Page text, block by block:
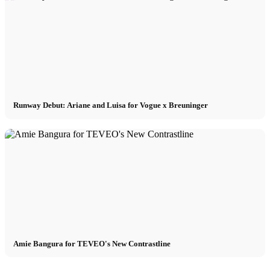
Runway Debut: Ariane and Luisa for Vogue x Breuninger
Amie Bangura for TEVEO's New Contrastline